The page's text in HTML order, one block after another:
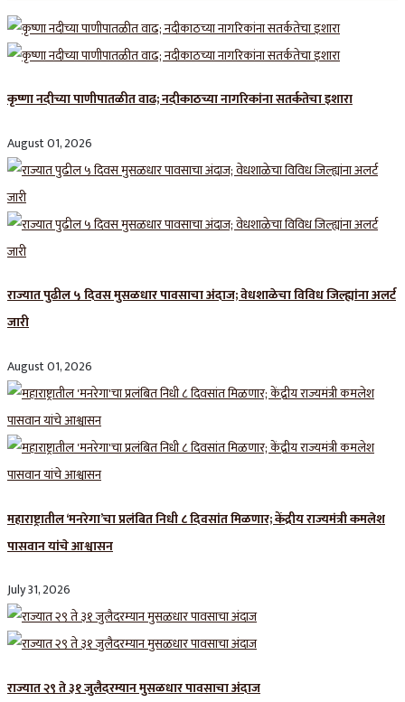
कृष्णा नदीच्या पाणीपातळीत वाढ; नदीकाठच्या नागरिकांना सतर्कतेचा इशारा
August 01, 2026
राज्यात पुढील ५ दिवस मुसळधार पावसाचा अंदाज; वेधशाळेचा विविध जिल्ह्यांना अलर्ट
जारी
August 01, 2026
महाराष्ट्रातील ‘मनरेगा’चा प्रलंबित निधी ८ दिवसांत मिळणार; केंद्रीय राज्यमंत्री कमलेश
पासवान यांचे आश्वासन
July 31, 2026
राज्यात २९ ते ३१ जुलैदरम्यान मुसळधार पावसाचा अंदाज